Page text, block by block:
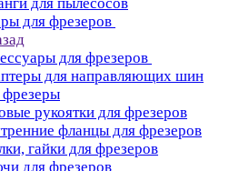
для фрезеров
для фрезеров
для направляющих шин
рукоятки для фрезеров
фланцы для фрезеров
гайки для фрезеров
для фрезеров